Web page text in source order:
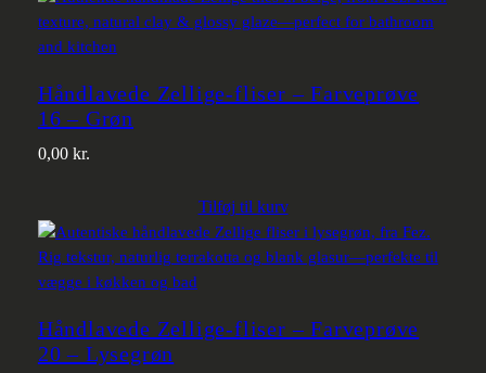
Håndlavede Zellige-fliser – Farveprøve
16 – Grøn
0,00 kr.
Tilføj til kurv
Håndlavede Zellige-fliser – Farveprøve
20 – Lysegrøn